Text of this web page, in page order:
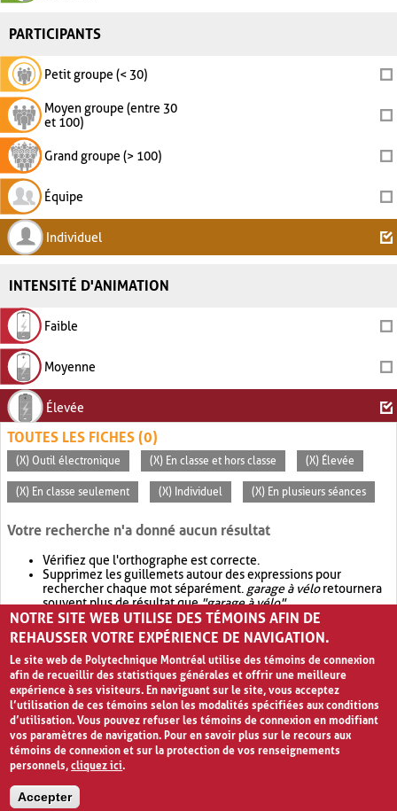
PARTICIPANTS
Petit groupe (< 30)
Moyen groupe (entre 30
et 100)
Grand groupe (> 100)
Équipe
Individuel
INTENSITÉ D'ANIMATION
Faible
Moyenne
Élevée
TOUTES LES FICHES (0)
(X) Outil électronique (X) En classe et hors classe (X) Élevée
(X) En classe seulement (X) Individuel (X) En plusieurs séances
Votre recherche n'a donné aucun résultat
Vérifiez que l'orthographe est correcte.
Supprimez les guillemets autour des expressions pour
rechercher chaque mot séparément. garage à véloretournera
souvent plus de résultat que"garage à vélo".
Envisagez d'élargir votre recherche avec OR.garage OR vélo
retournera souvent plus de résultat quegarage à vélo
NOTRE SITE WEB UTILISE DES TÉMOINS AFIN DE
REHAUSSER VOTRE EXPÉRIENCE DE NAVIGATION.
Le site web de Polytechnique Montréal utilise des témoins de connexion
afin de recueillir des statistiques générales et offrir une meilleure
expérience à ses visiteurs. En naviguant sur le site, vous acceptez
l’utilisation de ces témoins selon les modalités spécifiées aux conditions
d’utilisation. Vous pouvez refuser les témoins de connexion en modifiant
vos paramètres de navigation. Pour en savoir plus sur le recours aux
témoins de connexion et sur la protection de vos renseignements
personnels,cliquez ici.
Accepter